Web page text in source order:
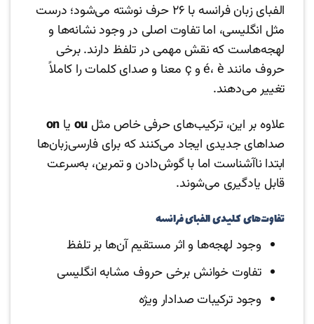
الفبای زبان فرانسه با ۲۶ حرف نوشته می‌شود؛ درست
مثل انگلیسی، اما تفاوت اصلی در وجود نشانه‌ها و
لهجه‌هاست که نقش مهمی در تلفظ دارند. برخی
حروف مانند é، è و ç معنا و صدای کلمات را کاملاً
تغییر می‌دهند.
علاوه بر این، ترکیب‌های حرفی خاص مثلou یا on
صداهای جدیدی ایجاد می‌کنند که برای فارسی‌زبان‌ها
ابتدا ناآشناست اما با گوش‌دادن و تمرین، به‌سرعت
قابل یادگیری می‌شوند.
تفاوت‌های کلیدی الفبای فرانسه
وجود لهجه‌ها و اثر مستقیم آن‌ها بر تلفظ
تفاوت خوانش برخی حروف مشابه انگلیسی
وجود ترکیبات صدادار ویژه